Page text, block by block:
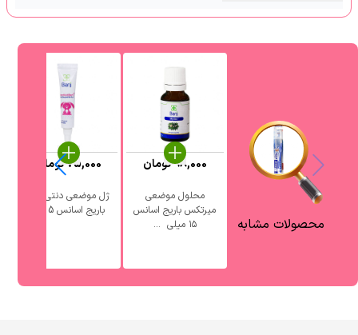
محصولات مشابه
محلول موضعی
میرتکس باریج اسانس
۱۵ میلی ‎ ...
98,000تومان
ژل موضعی دنتی کید
باریج اسانس 5 گرم
75,000تومان